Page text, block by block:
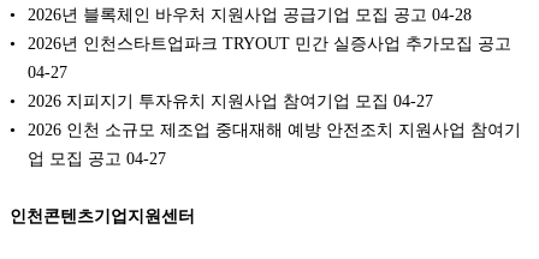
2026년 블록체인 바우처 지원사업 공급기업 모집 공고 04-28
2026년 인천스타트업파크 TRYOUT 민간 실증사업 추가모집 공고
04-27
2026 지피지기 투자유치 지원사업 참여기업 모집 04-27
2026 인천 소규모 제조업 중대재해 예방 안전조치 지원사업 참여기
업 모집 공고 04-27
인천콘텐츠기업지원센터